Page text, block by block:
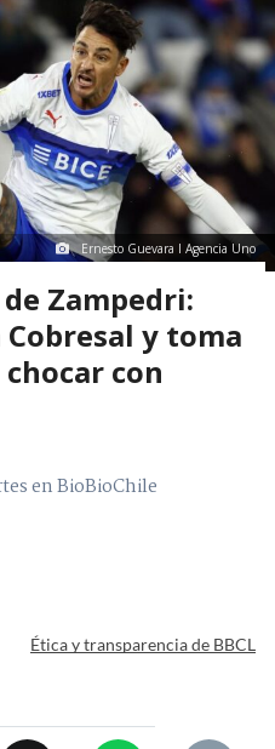
Ernesto Guevara I Agencia Uno
Zampedri:
y toma
con
en BioBioChile
Ética y transparencia de BBCL